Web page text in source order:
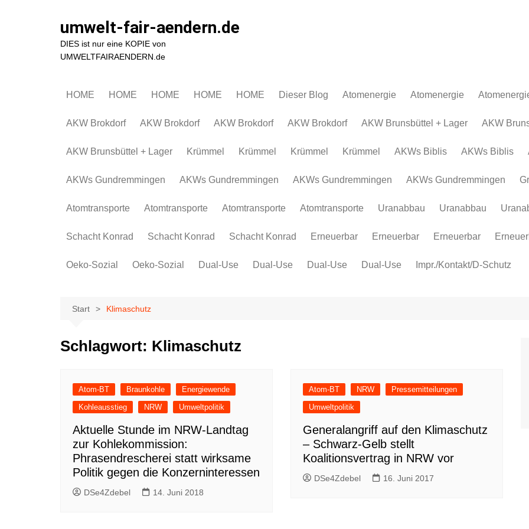
umwelt-fair-aendern.de
DIES ist nur eine KOPIE von
UMWELTFAIRAENDERN.de
HOME HOME HOME HOME HOME Dieser Blog Atomenergie
Atomkraftwerke
AKW
Krümmel
AKWs Biblis
Atomenergie
Atomkraftwerke
Atommüll
Rohstoffe und Konflikte
Atommüll
Rohstoffe
AKW Brokdorf AKW Brokdorf AKW Brokdorf AKW Brokdorf AKW Brunsbüttel + Lager AKW
AKW Brunsbüttel + Lager Krümmel Krümmel Krümmel Krümmel AKWs Biblis AKWs Biblis
AKWs Gundremmingen AKWs Gundremmingen AKWs Gundremmingen AKWs Gundremmingen
Atomtransporte Atomtransporte Atomtransporte Atomtransporte Uranabbau Uranabbau
Schacht Konrad Schacht Konrad Schacht Konrad Erneuerbar Erneuerbar Erneuerbar
Oeko-Sozial
Arbeitsplätze
IG Metall
Oeko-Sozial
Arbeitsplätze
Dual-Use Dual-Use Dual-Use Dual-Use Impr./Kontakt/D-Schutz
Start Klimaschutz
Schlagwort: Klimaschutz
Atom-BT Braunkohle
Energiewende
Kohleausstieg
NRW Umweltpolitik
Aktuelle Stunde im NRW-Landtag
zur Kohlekommission:
Phrasendrescherei statt wirksame
Politik gegen die Konzerninteressen
DSe4Zdebel 14. Juni 2018
Atom-BT NRW
Pressemitteilungen
Umweltpolitik
Generalangriff auf den Klimaschutz
– Schwarz-Gelb stellt
Koalitionsvertrag in NRW vor
DSe4Zdebel 16. Juni 2017